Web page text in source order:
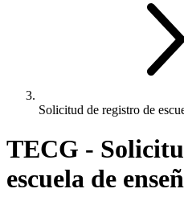
Solicitud de registro de
TECG -
escuela de